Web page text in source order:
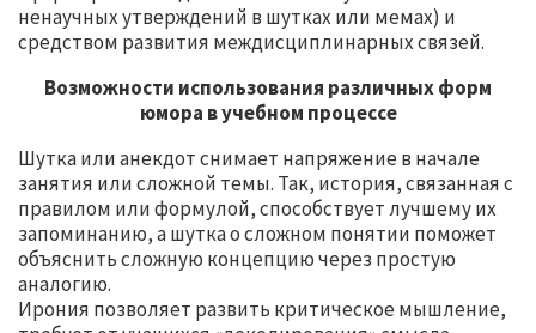
ненаучных утверждений в шутках или мемах) и
средством развития междисциплинарных связей.
Возможности использования различных форм
юмора в учебном процессе
Шутка или анекдот снимает напряжение в начале
занятия или сложной темы. Так, история, связанная с
правилом или формулой, способствует лучшему их
запоминанию, а шутка о сложном понятии поможет
объяснить сложную концепцию через простую
аналогию.
Ирония позволяет развить критическое мышление,